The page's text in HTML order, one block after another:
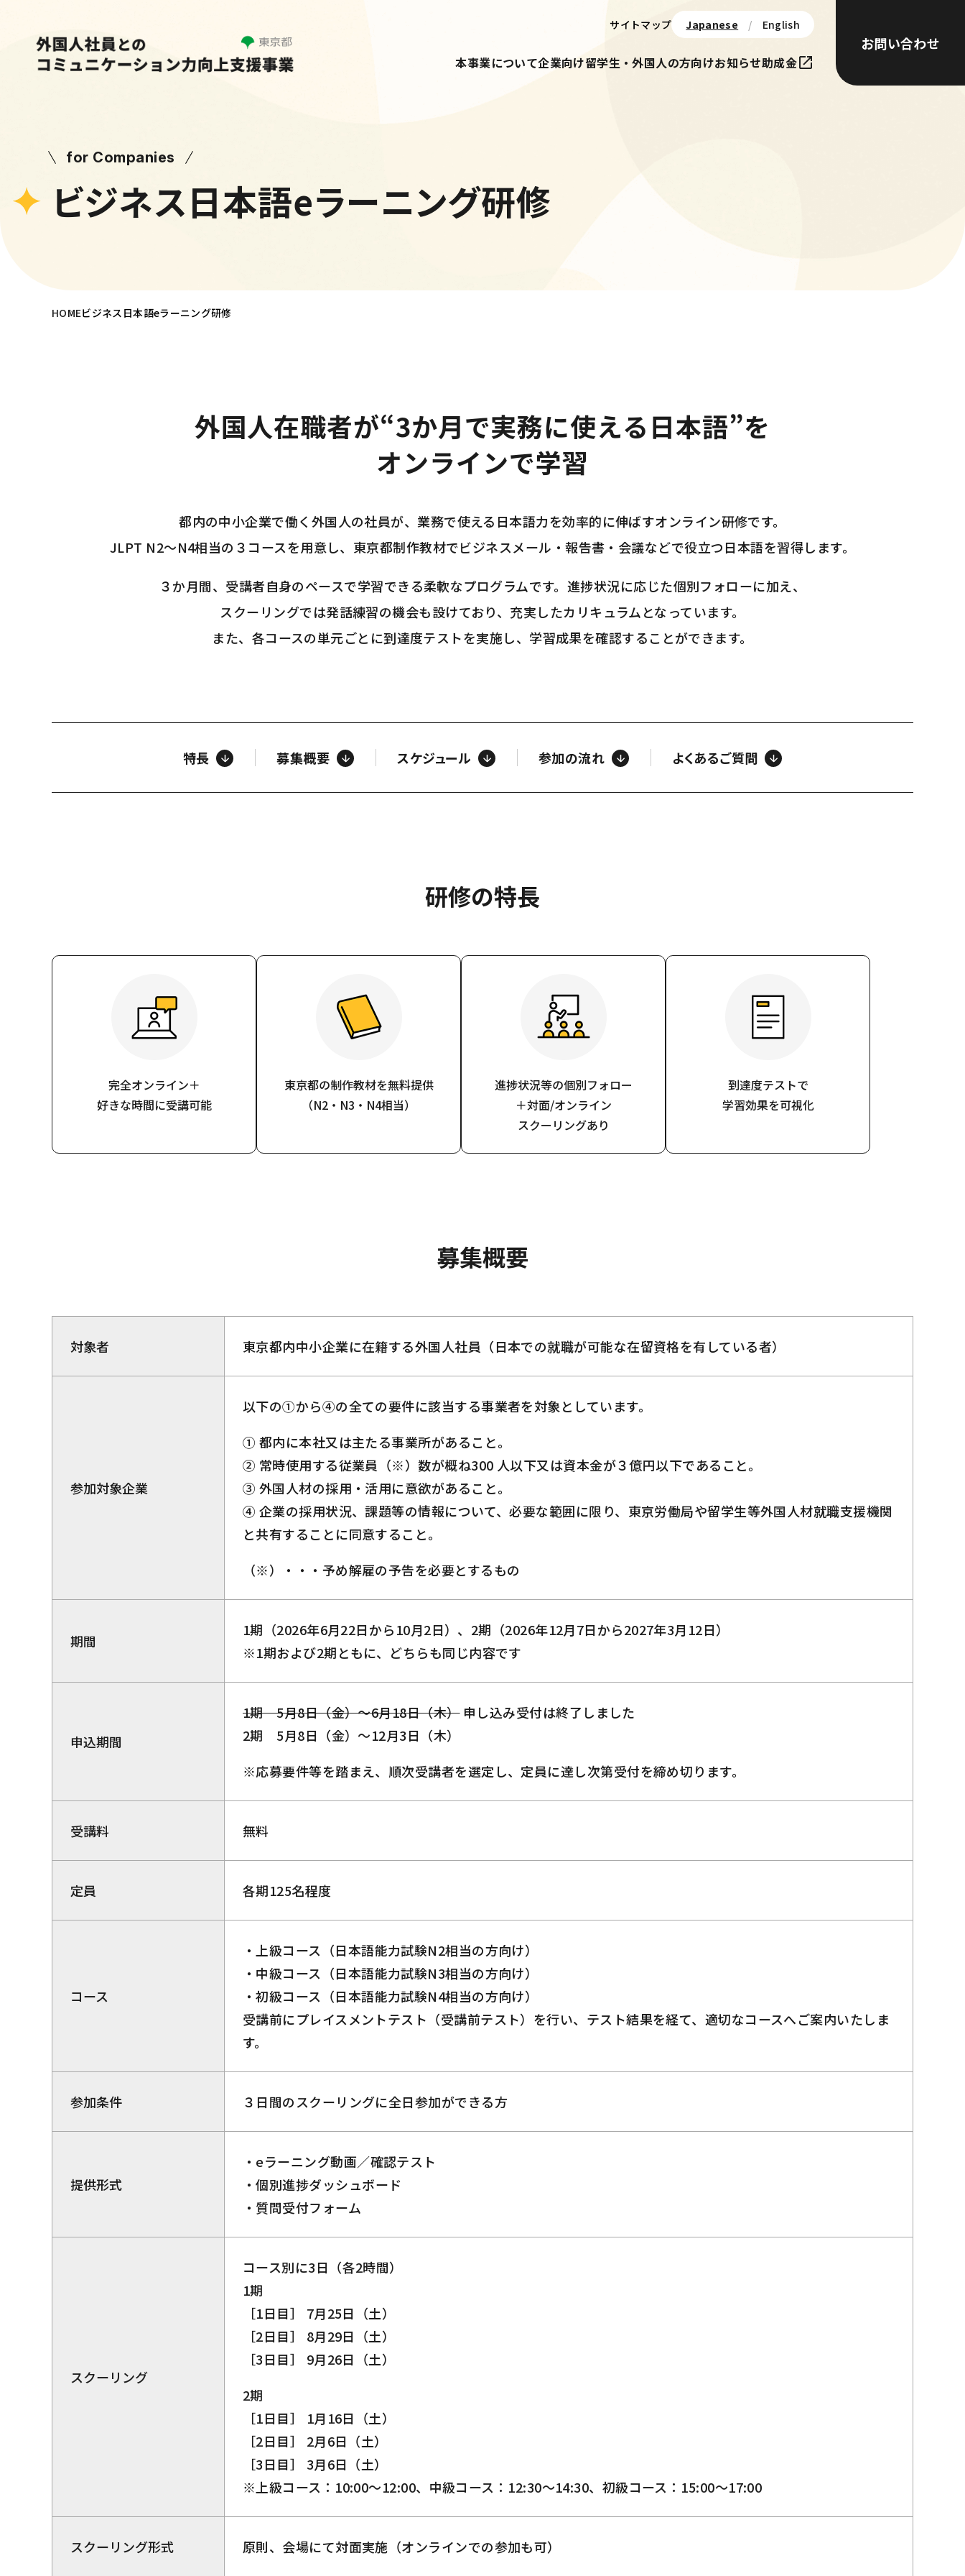
サイトマップ Japanese English
本事業について企業向け留学生・外国人の方向けお知らせ助成金
お問い合わせ
for Companies
ビジネス日本語eラーニング研修
HOMEビジネス日本語eラーニング研修
外国人在職者が“3か月で実務に使える日本語”を
オンラインで学習
都内の中小企業で働く外国人の社員が、業務で使える日本語力を効率的に伸ばすオンライン研修です。
JLPT N2〜N4相当の３コースを用意し、東京都制作教材でビジネスメール・報告書・会議などで役立つ日本語を習得します。
３か月間、受講者自身のペースで学習できる柔軟なプログラムです。進捗状況に応じた個別フォローに加え、
スクーリングでは発話練習の機会も設けており、充実したカリキュラムとなっています。
また、各コースの単元ごとに到達度テストを実施し、学習成果を確認することができます。
特長 募集概要 スケジュール 参加の流れ よくあるご質問
研修の特長
完全オンライン＋
好きな時間に受講可能
東京都の制作教材を無料提供
（N2・N3・N4相当）
進捗状況等の個別フォロー
＋対面/オンライン
スクーリングあり
到達度テストで
学習効果を可視化
募集概要
対象者 東京都内中小企業に在籍する外国人社員（日本での就職が可能な在留資格を有している者）
参加対象企業
以下の①から④の全ての要件に該当する事業者を対象としています。
① 都内に本社又は主たる事業所があること。
② 常時使用する従業員（※）数が概ね300 人以下又は資本金が３億円以下であること。
③ 外国人材の採用・活用に意欲があること。
④ 企業の採用状況、課題等の情報について、必要な範囲に限り、東京労働局や留学生等外国人材就職支援機関
と共有することに同意すること。
（※）・・・予め解雇の予告を必要とするもの
期間
1期（2026年6月22日から10月2日）、2期（2026年12月7日から2027年3月12日）
※1期および2期ともに、どちらも同じ内容です
申込期間
1期 5月8日（金）～6月18日（木）申し込み受付は終了しました
2期 5月8日（金）～12月3日（木）
※応募要件等を踏まえ、順次受講者を選定し、定員に達し次第受付を締め切ります。
受講料 無料
定員 各期125名程度
コース
上級コース（日本語能力試験N2相当の方向け）
中級コース（日本語能力試験N3相当の方向け）
初級コース（日本語能力試験N4相当の方向け）
受講前にプレイスメントテスト（受講前テスト）を行い、テスト結果を経て、適切なコースへご案内いたしま
す。
参加条件 ３日間のスクーリングに全日参加ができる方
提供形式
eラーニング動画／確認テスト
個別進捗ダッシュボード
質問受付フォーム
スクーリング
コース別に3日（各2時間）
1期
［1日目］ 7月25日（土）
［2日目］ 8月29日（土）
［3日目］ 9月26日（土）
2期
［1日目］ 1月16日（土）
［2日目］ 2月6日（土）
［3日目］ 3月6日（土）
※上級コース：10:00～12:00、中級コース：12:30～14:30、初級コース：15:00～17:00
スクーリング形式 原則、会場にて対面実施（オンラインでの参加も可）